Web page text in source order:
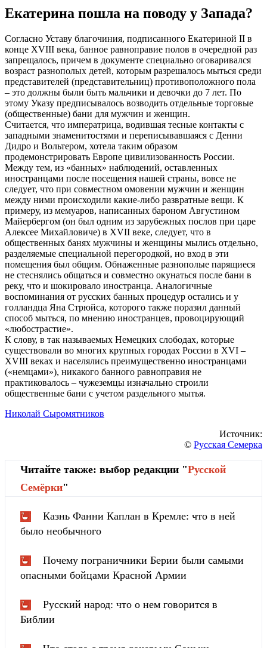
Екатерина пошла на поводу у Запада?
Согласно Уставу благочиния, подписанного Екатериной II в
конце XVIII века, банное равноправие полов в очередной раз
запрещалось, причем в документе специально оговаривался
возраст разнополых детей, которым разрешалось мыться среди
представителей (представительниц) противоположного пола
– это должны были быть мальчики и девочки до 7 лет. По
этому Указу предписывалось возводить отдельные торговые
(общественные) бани для мужчин и женщин.
Считается, что императрица, водившая тесные контакты с
западными знаменитостями и переписывавшаяся с Денни
Дидро и Вольтером, хотела таким образом
продемонстрировать Европе цивилизованность России.
Между тем, из «банных» наблюдений, оставленных
иностранцами после посещения нашей страны, вовсе не
следует, что при совместном омовении мужчин и женщин
между ними происходили какие-либо развратные вещи. К
примеру, из мемуаров, написанных бароном Августином
Майербергом (он был одним из зарубежных послов при царе
Алексее Михайловиче) в XVII веке, следует, что в
общественных банях мужчины и женщины мылись отдельно,
разделяемые специальной перегородкой, но вход в эти
помещения был общим. Обнаженные разнополые парящиеся
не стеснялись общаться и совместно окунаться после бани в
реку, что и шокировало иностранца. Аналогичные
воспоминания от русских банных процедур остались и у
голландца Яна Стрюйса, которого также поразил данный
способ мыться, по мнению иностранцев, провоцирующий
«любострастие».
К слову, в так называемых Немецких слободах, которые
существовали во многих крупных городах России в XVI –
XVIII веках и населялись преимущественно иностранцами
(«немцами»), никакого банного равноправия не
практиковалось – чужеземцы изначально строили
общественные бани с учетом раздельного мытья.
Николай Сыромятников
Источник:
© Русская Семерка
Читайте также: выбор редакции "Русской
Cемёрки"
Казнь Фанни Каплан в Кремле: что в ней
было необычного
Почему пограничники Берии были самыми
опасными бойцами Красной Армии
Русский народ: что о нем говорится в
Библии